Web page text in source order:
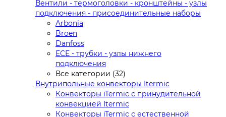
Вентили - термоголовки - кронштейны - узлы
подключения - присоединительные наборы
Arbonia
Broen
Danfoss
ECE - трубки - узлы нижнего
подключения
Все категории (32)
Внутрипольные конвекторы Itermic
Конвекторы iTermic c принудительной
конвекцией Itermic
Конвекторы iTermic с естественной